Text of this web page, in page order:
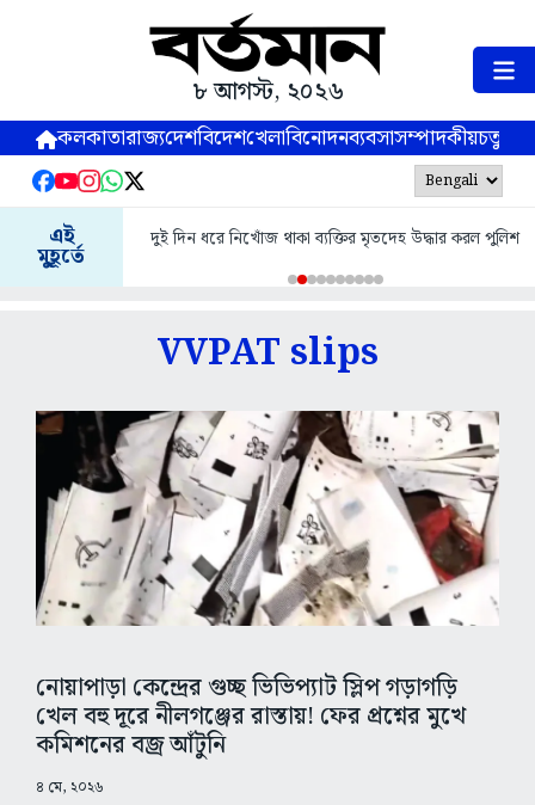
৮ আগস্ট, ২০২৬
কলকাতারাজ্যদেশবিদেশখেলাবিনোদনব্যবসাসম্পাদকীয়
এই
মুহূর্তে
দুই দিন ধরে নিখোঁজ থাকা ব্যক্তির মৃতদেহ উদ্ধার করল পুলিশ
VVPAT slips
নোয়াপাড়া কেন্দ্রের গুচ্ছ ভিভিপ্যাট স্লিপ গড়াগড়ি
খেল বহু দূরে নীলগঞ্জের রাস্তায়! ফের প্রশ্নের মুখে
কমিশনের বজ্র আঁটুনি
৪ মে, ২০২৬